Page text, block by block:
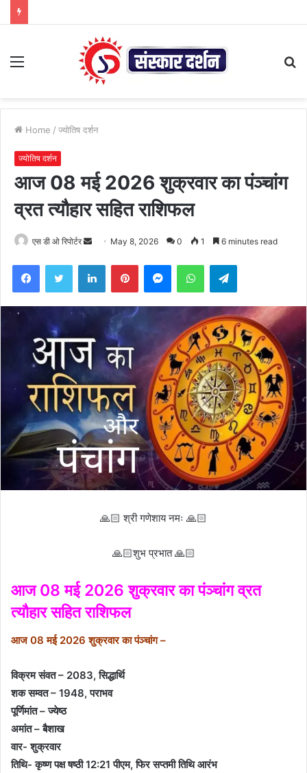
Menu
Home / ज्योतिष दर्शन
ज्योतिष दर्शन
आज 08 मई 2026 शुक्रवार का पंञ्चांग
व्रत त्यौहार सहित राशिफल
एस डी ओ रिपोर्टर
Send May 8, 2026 0 1 6 minutes read
FacebookTwitter LinkedInPinterestMessengerWhatsAppTelegram
🙏🏻 श्री गणेशाय नमः 🙏🏻
🙏🏻शुभ प्रभात 🙏🏻
आज 08 मई 2026 शुक्रवार का पंञ्चांग व्रत
त्यौहार सहित राशिफल
आज 08 मई 2026 शुक्रवार का पंञ्चांग –
विक्रम संवत – 2083, सिद्धार्थि
शक सम्वत – 1948, पराभव
पूर्णिमांत – ज्येष्ठ
अमांत – बैशाख
वार- शुक्रवार
तिथि- कृष्ण पक्ष षष्ठी 12:21 पीएम, फिर सप्तमी तिथि आरंभ